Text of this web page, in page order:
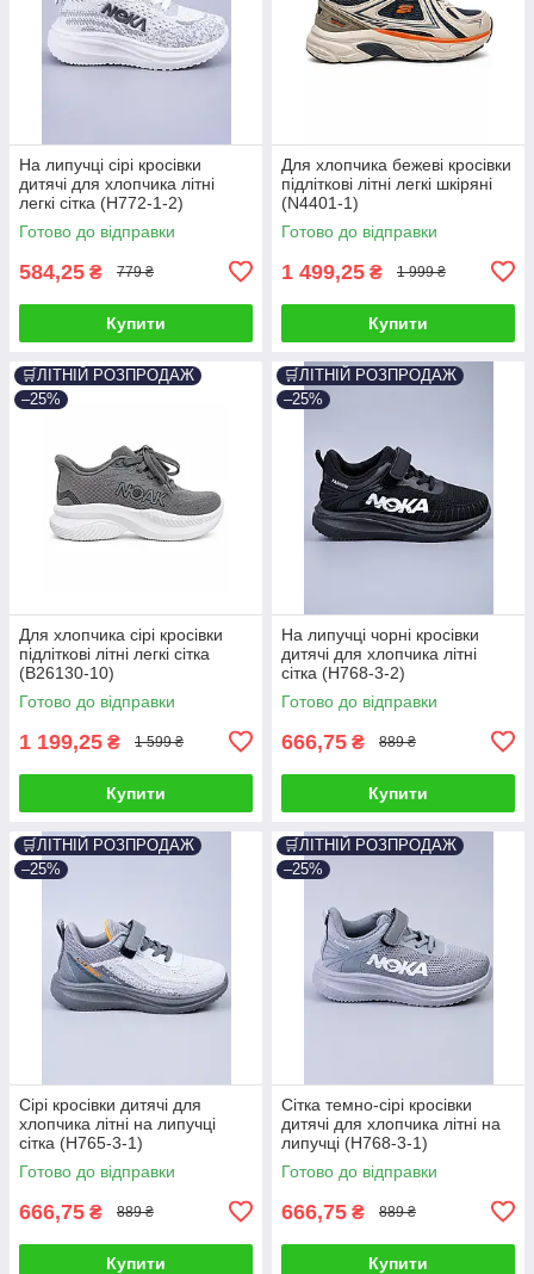
На липучці сірі кросівки
дитячі для хлопчика літні
легкі сітка (H772-1-2)
Готово до відправки
584,25 ₴ 779 ₴
Купити
Для хлопчика бежеві кросівки
підліткові літні легкі шкіряні
(N4401-1)
Готово до відправки
1 499,25 ₴ 1 999 ₴
Купити
🛒ЛІТНІЙ РОЗПРОДАЖ
–25%
Для хлопчика сірі кросівки
підліткові літні легкі сітка
(B26130-10)
Готово до відправки
1 199,25 ₴ 1 599 ₴
Купити
🛒ЛІТНІЙ РОЗПРОДАЖ
–25%
На липучці чорні кросівки
дитячі для хлопчика літні
сітка (H768-3-2)
Готово до відправки
666,75 ₴ 889 ₴
Купити
🛒ЛІТНІЙ РОЗПРОДАЖ
–25%
Сірі кросівки дитячі для
хлопчика літні на липучці
сітка (H765-3-1)
Готово до відправки
666,75 ₴ 889 ₴
Купити
🛒ЛІТНІЙ РОЗПРОДАЖ
–25%
Сітка темно-сірі кросівки
дитячі для хлопчика літні на
липучці (H768-3-1)
Готово до відправки
666,75 ₴ 889 ₴
Купити